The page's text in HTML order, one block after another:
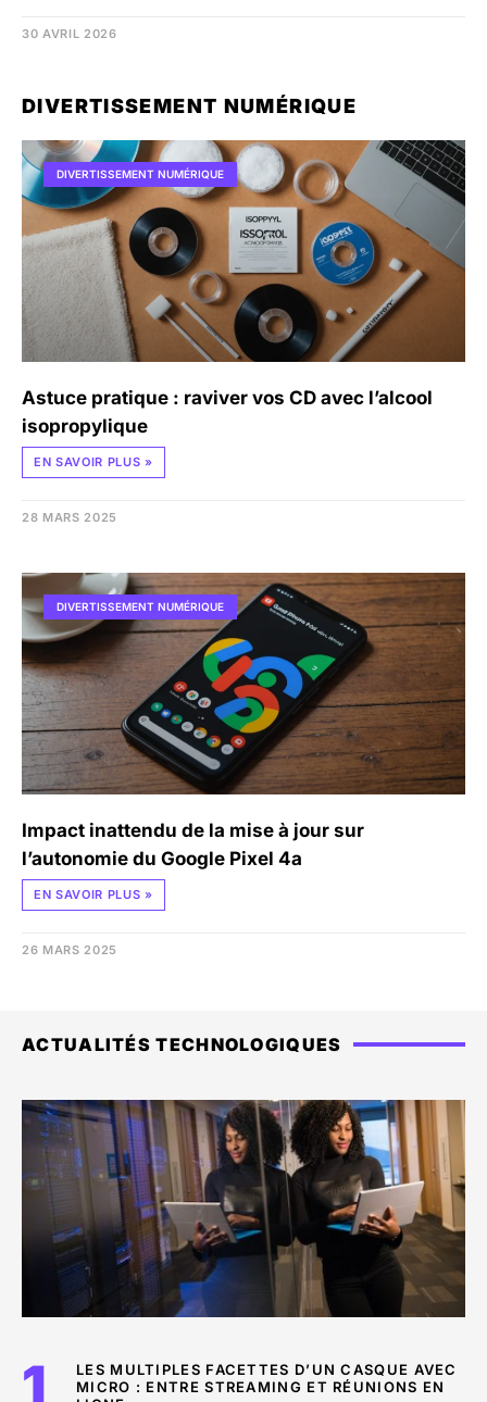
30 AVRIL 2026
DIVERTISSEMENT NUMÉRIQUE
DIVERTISSEMENT NUMÉRIQUE
Astuce pratique : raviver vos CD avec l’alcool
isopropylique
EN SAVOIR PLUS »
28 MARS 2025
DIVERTISSEMENT NUMÉRIQUE
Impact inattendu de la mise à jour sur
l’autonomie du Google Pixel 4a
EN SAVOIR PLUS »
26 MARS 2025
ACTUALITÉS TECHNOLOGIQUES
LES MULTIPLES FACETTES D’UN CASQUE AVEC
MICRO : ENTRE STREAMING ET RÉUNIONS EN